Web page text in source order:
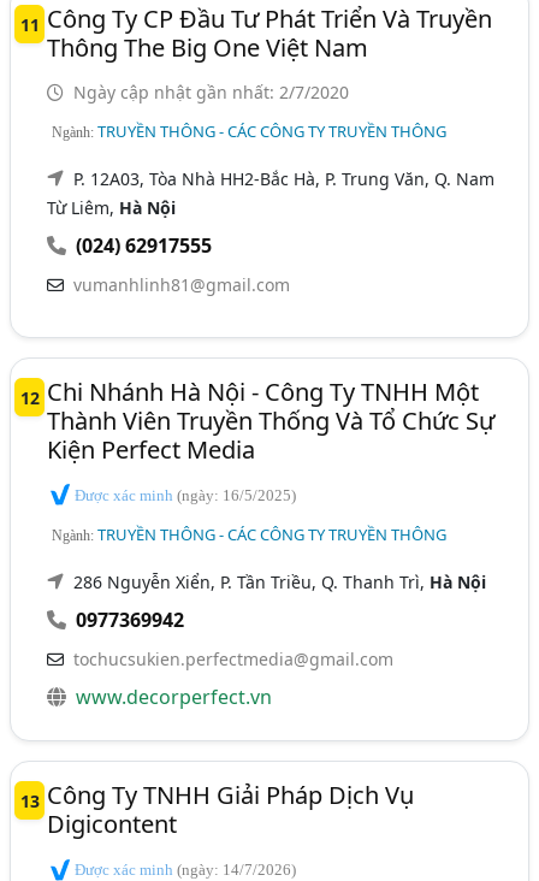
11 Công Ty CP Đầu Tư Phát Triển Và Truyền
Thông The Big One Việt Nam
Ngày cập nhật gần nhất: 2/7/2020
Ngành:TRUYỀN THÔNG - CÁC CÔNG TY TRUYỀN THÔNG
P. 12A03, Tòa Nhà HH2-Bắc Hà, P. Trung Văn, Q. Nam
Từ Liêm, Hà Nội
(024) 62917555
vumanhlinh81@gmail.com
12 Chi Nhánh Hà Nội - Công Ty TNHH Một
Thành Viên Truyền Thống Và Tổ Chức Sự
Kiện Perfect Media
Được xác minh(ngày: 16/5/2025)
Ngành:TRUYỀN THÔNG - CÁC CÔNG TY TRUYỀN THÔNG
286 Nguyễn Xiển, P. Tần Triều, Q. Thanh Trì, Hà Nội
0977369942
tochucsukien.perfectmedia@gmail.com
www.decorperfect.vn
13 Công Ty TNHH Giải Pháp Dịch Vụ
Digicontent
Được xác minh(ngày: 14/7/2026)